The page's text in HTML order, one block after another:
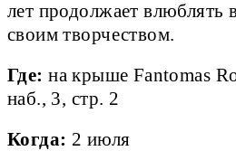
лет продолжает влюблять
своим творчеством.
Где: на крыше Fantomas
наб., 3, стр. 2
Когда: 2 июля